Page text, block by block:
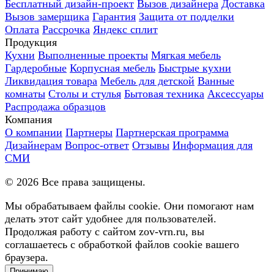
Бесплатный дизайн-проект Вызов дизайнера Доставка
Вызов замерщика Гарантия Защита от подделки
Оплата Рассрочка Яндекс сплит
Продукция
Кухни Выполненные проекты Мягкая мебель
Гардеробные Корпусная мебель Быстрые кухни
Ликвидация товара Мебель для детской Ванные
комнаты Столы и стулья Бытовая техника Аксессуары
Распродажа образцов
Компания
О компании Партнеры Партнерская программа
Дизайнерам Вопрос-ответ Отзывы Информация для
СМИ
© 2026 Все права защищены.
Мы обрабатываем файлы cookie. Они помогают нам
делать этот сайт удобнее для пользователей.
Продолжая работу с сайтом zov-vrn.ru, вы
соглашаетесь с обработкой файлов cookie вашего
браузера.